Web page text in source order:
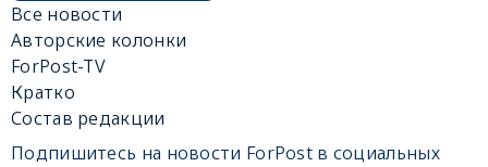
Все новости
Авторские колонки
ForPost-TV
Кратко
Состав редакции
Подпишитесь на новости ForPost в социальных